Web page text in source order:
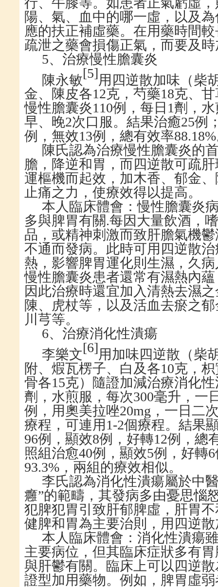
陽、氣、血中的哪一虛，以及
應的扶正補虛藥。在用藥時間
疏泄之藥會損傷正氣，而要及
5、治療慢性膽囊炎
陳永敏[5]用四逆散加味（柴
金、陳皮各12克，芍藥18克、
慢性膽囊炎110例，每日 1劑，
早、晚2次口服。結果治癒25例
例，無效13例，總有效率88.18%
陳氏認為治療慢性膽囊炎的
膽，降逆和胃，而四逆散可疏
運樞機而起效，加木香、郁金
止痛之力，使療效得以提高。
本人臨床體會：慢性膽囊炎
多與脾胃有關.每因大量飲酒，
品，或精神刺激而致肝膽氣機
不通而發病。此時可用四逆散
熱，影響脾胃運化則生濕，久
慢性膽囊炎患者還常有濕熱內
因此治療時還宜加入清熱去濕
陳、虎杖等，以及活血去瘀之
川芎等。
6、治療消化性潰瘍
李樂文[6]用加味四逆散（柴
附、煆瓦楞子、白及各10克，
骨各15克）隨證加減治療消化
劑，水煎服，每次300毫升，一
例，用奧美拉唑20mg ，一日二
療程，可連用 1-2個療程。結果
96例，顯效8例，好轉12例，總
照組治愈40例，顯效5例，好轉6
93.3% ，兩組的療效相似。
李氏認為消化性潰瘍屬於中
癰”的範疇，其發病多由憂思惱
犯脾犯胃引致肝郁脾虛，肝胃
健脾和胃為主要治則，用四逆
本人臨床體會：消化性潰瘍
主要病位，但其臨床症狀多有
與肝鬱有關。臨床上可以四逆
證型加用藥物。例如，脾胃虛